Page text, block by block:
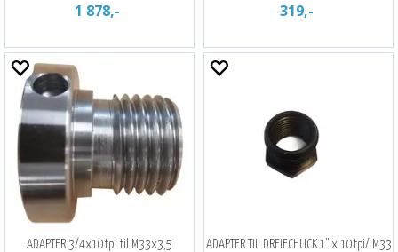
1 878,- 319,-
ADAPTER 3/4x10tpi til M33x3,5 ADAPTER TIL DREIECHUCK 1" x 10tpi/ M33